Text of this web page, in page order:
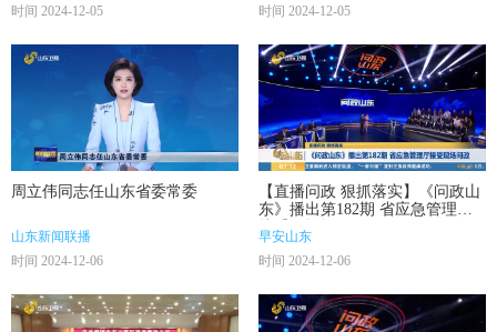
时间 2024-12-05
时间 2024-12-05
周立伟同志任山东省委常委
山东新闻联播
时间 2024-12-06
【直播问政 狠抓落实】《问政山
东》播出第182期 省应急管理厅
接受现场问政
早安山东
时间 2024-12-06